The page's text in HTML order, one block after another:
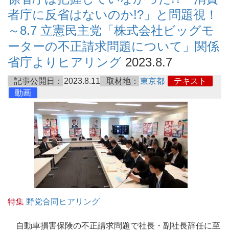
者庁に反省はないのか!?」と問題視！
～8.7 立憲民主党「株式会社ビッグモ
ーターの不正請求問題について」関係
省庁よりヒアリング 2023.8.7
記事公開日： 2023.8.11 取材地： 東京都
テキスト
動画
特集 野党合同ヒアリング
自動車損害保険の不正請求問題で社長・副社長辞任に至